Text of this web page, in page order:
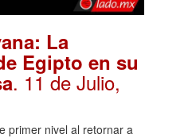
La
Egipto en su
. 11 de Julio,
primer nivel al retornar a